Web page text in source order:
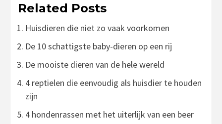
Related Posts
Huisdieren die niet zo vaak voorkomen
De 10 schattigste baby-dieren op een rij
De mooiste dieren van de hele wereld
4 reptielen die eenvoudig als huisdier te houden
zijn
4 hondenrassen met het uiterlijk van een beer